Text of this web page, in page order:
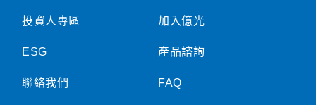
投資人專區
ESG
聯絡我們
加入億光
產品諮詢
FAQ